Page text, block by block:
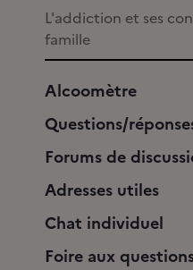
L'addiction et ses
famille
Alcoomètre
Questions/
Forums de
Adresses utiles
Chat individuel
Foire aux